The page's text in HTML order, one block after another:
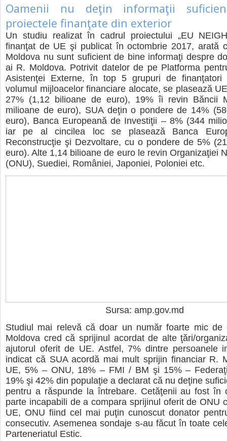
Oamenii nu deţin informaţii
proiectele finanţate din exterior
Un studiu realizat în cadrul proiectului „EU
finanţat de UE şi publicat în octombrie 2017, arată
Moldova nu sunt suficient de bine informaţi despre
ai R. Moldova. Potrivit datelor de pe Platforma
Asistenţei Externe, în top 5 grupuri de finanţatori
volumul mijloacelor financiare alocate, se plasează
27% (1,12 bilioane de euro), 19% îi revin Băncii
milioane de euro), SUA deţin o pondere de 14%
euro), Banca Europeană de Investiţii – 8% (344
iar pe al cincilea loc se plasează Banca
Reconstrucţie şi Dezvoltare, cu o pondere de 5%
euro). Alte 1,14 bilioane de euro le revin Organizaţiei
(ONU), Suediei, României, Japoniei, Poloniei etc.
Sursa: amp.gov.md
Studiul mai relevă că doar un număr foarte mic de
Moldova cred că sprijinul acordat de alte ţări/
ajutorul oferit de UE. Astfel, 7% dintre persoanele
indicat că SUA acordă mai mult sprijin financiar R.
UE, 5% – ONU, 18% – FMI / BM şi 15% –
19% şi 42% din populaţie a declarat că nu deţine
pentru a răspunde la întrebare. Cetăţenii au fost în
parte incapabili de a compara sprijinul oferit de ONU
UE, ONU fiind cel mai puţin cunoscut donator
consecutiv. Asemenea sondaje s-au făcut în toate
Parteneriatul Estic.